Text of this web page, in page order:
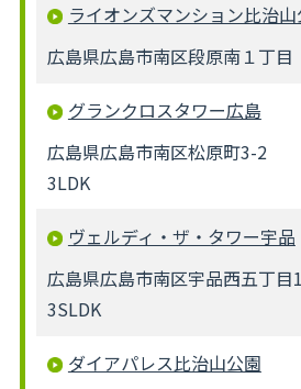
ライオンズマンション比治山
広島県広島市南区段原南１丁目
グランクロスタワー広島
広島県広島市南区松原町3-2
3LDK
ヴェルディ・ザ・タワー宇品
広島県広島市南区宇品西五丁目
3SLDK
ダイアパレス比治山公園